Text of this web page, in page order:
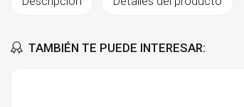
TAMBIÉN TE PUEDE INTERESAR: